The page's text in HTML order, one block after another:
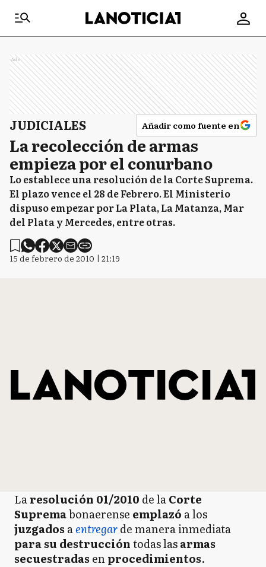
Ads
JUDICIALES Añadir como fuente en
La recolección de armas
empieza por el conurbano
Lo establece una resolución de la Corte Suprema.
El plazo vence el 28 de Febrero. El Ministerio
dispuso empezar por La Plata, La Matanza, Mar
del Plata y Mercedes, entre otras.
15 de febrero de 2010 | 21:19
Laresolución 01/2010 de laCorte
Supremabonaerense emplazó a los
juzgados aentregarde manera inmediata
para su destruccióntodas lasarmas
secuestradas enprocedimientos.